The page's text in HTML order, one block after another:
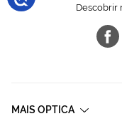
Descobrir
MAIS OPTICA